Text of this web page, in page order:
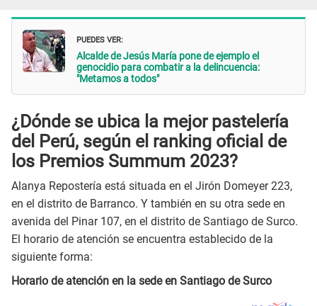
PUEDES VER:
Alcalde de Jesús María pone de ejemplo el
genocidio para combatir a la delincuencia:
"Metamos a todos"
¿Dónde se ubica la mejor pastelería
del Perú, según el ranking oficial de
los Premios Summum 2023?
Alanya Repostería está situada en el Jirón Domeyer 223,
en el distrito de Barranco. Y también en su otra sede en
avenida del Pinar 107, en el distrito de Santiago de Surco.
El horario de atención se encuentra establecido de la
siguiente forma:
Horario de atención en la sede en Santiago de Surco